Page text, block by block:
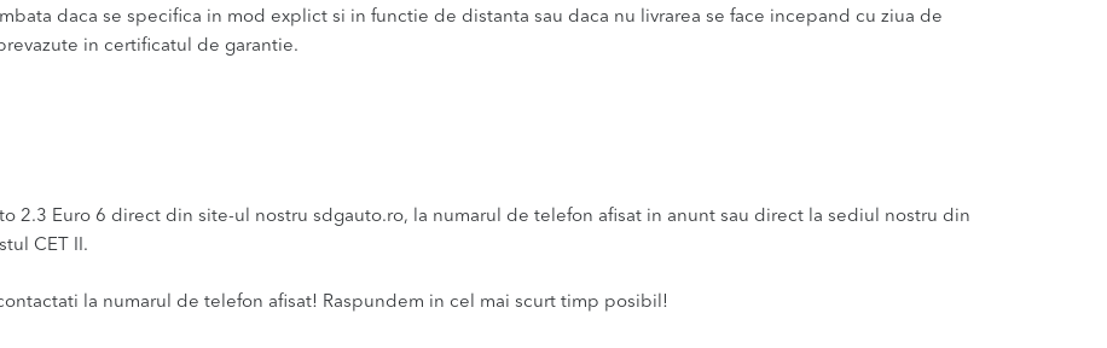
daca se specifica in mod explict si in functie de distanta sau daca nu livrarea se face incepand cu ziua de
in certificatul de garantie.
2.3 Euro 6 direct din site-ul nostru sdgauto.ro, la numarul de telefon afisat in anunt sau direct la sediul nostru din
CET II.
la numarul de telefon afisat! Raspundem in cel mai scurt timp posibil!